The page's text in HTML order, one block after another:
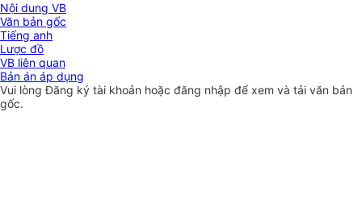
Nội dung VB
Văn bản gốc
Tiếng anh
Lược đồ
VB liên quan
Bản án áp dụng
Vui lòngĐăng ký tài khoản hoặc đăng nhập để xem và tải văn bản
gốc.